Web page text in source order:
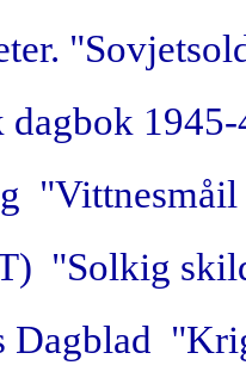
dagbok
"Solkig
Dagblad